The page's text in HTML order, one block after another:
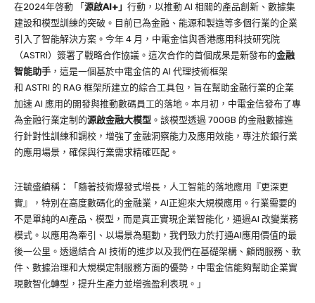
在2024年啓動 「源啟AI+ 」 行動，以推動 AI 相關的產品創新、數據集
建設和模型訓練的突破。目前已為金融、能源和製造等多個行業的企業
引入了智能解決方案。今年 4 月，中電金信與香港應用科技研究院
（ASTRI）簽署了戰略合作協議。這次合作的首個成果是新發布的金融
智能助手 ，這是一個基於中電金信的 AI 代理技術框架
和 ASTRI 的 RAG 框架所建立的綜合工具包，旨在幫助金融行業的企業
加速 AI 應用的開發與推動數碼員工的落地。本月初，中電金信發布了專
為金融行業定制的源啟金融大模型 。該模型透過 700GB 的金融數據進
行針對性訓練和調校，增強了金融洞察能力及應用效能，專注於銀行業
的應用場景，確保與行業需求精確匹配。
汪毓盛續稱：「隨著技術爆發式增長，人工智能的落地應用『更深更
實』，特別在高度數碼化的金融業，AI正迎來大規模應用。行業需要的
不是單純的AI產品、模型，而是真正實現企業智能化，通過AI 改變業務
模式。以應用為牽引、以場景為驅動，我們致力於打通AI應用價值的最
後一公里。透過結合 AI 技術的進步以及我們在基礎架構、顧問服務、軟
件、數據治理和大規模定制服務方面的優勢，中電金信能夠幫助企業實
現數智化轉型，提升生產力並增強盈利表現。」